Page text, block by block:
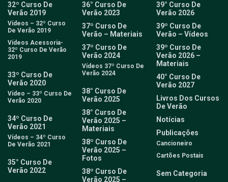
32º Curso De
Verão 2019
Vídeos – 32º Curso
De Verão 2019
Vídeos Acessoria-
32º Curso De Verão
2019
33º Curso De
Verão 2020
Vídeo – 33º Curso De
Verão 2020
34º Curso De
Verão 2021
Vídeos – 34º Curso
De Verão 2021
35° Curso De
Verão 2022
36° Curso De
Verão 2023
37º Curso De
Verão – Materiais
37º Curso De
Verão 2024
Vídeos 37º Curso De
Verão 2024
38° Curso De
Verão 2025
38° Curso De
Verão 2025 –
Materiais
38º Curso De
Verão 2025 –
Fotos
38º Curso De
Verão 2025 –
39° Curso De
Verão 2026
39º Curso De
Verão – Vídeos
39º Curso De
Verão 2026 –
Materiais
40° Curso De
Verão 2027
Livros Dos Cursos
De Verão
Notícias
Publicações
Cancioneiro
Cartões Postais
Sem Categoria